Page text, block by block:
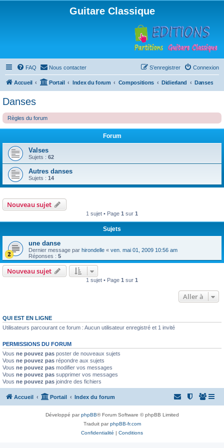
Guitare Classique
FAQ Nous contacter Connexion
S’enregistrer
Accueil Portail Index du forum Compositions Didierland Danses
Danses
Règles du forum
Forum
Valses
Sujets : 62
Autres danses
Sujets : 14
Nouveau sujet
1 sujet • Page 1 sur 1
Sujets
une danse
Dernier message par hirondelle « ven. mai 01, 2009 10:56 am
Réponses : 5
Nouveau sujet
1 sujet • Page 1 sur 1
Aller à
QUI EST EN LIGNE
Utilisateurs parcourant ce forum : Aucun utilisateur enregistré et 1 invité
PERMISSIONS DU FORUM
Vous ne pouvez pas poster de nouveaux sujets
Vous ne pouvez pas répondre aux sujets
Vous ne pouvez pas modifier vos messages
Vous ne pouvez pas supprimer vos messages
Vous ne pouvez pas joindre des fichiers
Accueil Portail Index du forum
Développé parphpBB® Forum Software © phpBB Limited
Traduit parphpBB-fr.com
Confidentialité | Conditions